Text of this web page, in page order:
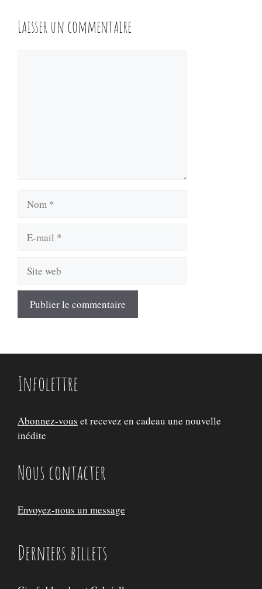
Laisser un commentaire
Nom
Site
Infolettre
Abonnez-vous et recevez en cadeau une nouvelle
inédite
Nous contacter
Envoyez-nous un message
Derniers billets